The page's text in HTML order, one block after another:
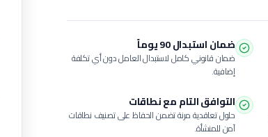
ضمان استبدال 90 يوماً
ضمان قانوني كامل لاستبدال العامل دون أي تكلفة
إضافية.
التوافق التام مع نطاقات
حلول تعاقدية مرنة تضمن الحفاظ على تصنيف نطاقات
آمن للمنشأة.